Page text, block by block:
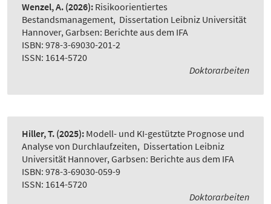
Wenzel, A. (2026): Risikoorientiertes
Bestandsmanagement, Dissertation Leibniz Universität
Hannover, Garbsen: Berichte aus dem IFA
ISBN: 978-3-69030-201-2
ISSN: 1614-5720
Doktorarbeiten
Hiller, T. (2025): Modell- und KI-gestützte Prognose und
Analyse von Durchlaufzeiten, Dissertation Leibniz
Universität Hannover, Garbsen: Berichte aus dem IFA
ISBN: 978-3-69030-059-9
ISSN: 1614-5720
Doktorarbeiten